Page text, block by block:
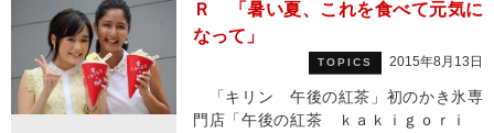
Ｒ 「暑い夏、これを食べて元気に
なって」
TOPICS 2015年8月13日
「キリン 午後の紅茶」初のかき氷専
門店「午後の紅茶 ｋａｋｉｇｏｒｉ